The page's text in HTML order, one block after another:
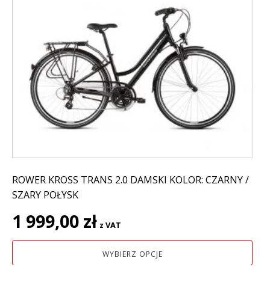
ROWER KROSS TRANS 2.0 DAMSKI KOLOR: CZARNY /
SZARY POŁYSK
1 999,00 zł z VAT
WYBIERZ OPCJE
wariantów.
Opcje
można
wybrać
stronie